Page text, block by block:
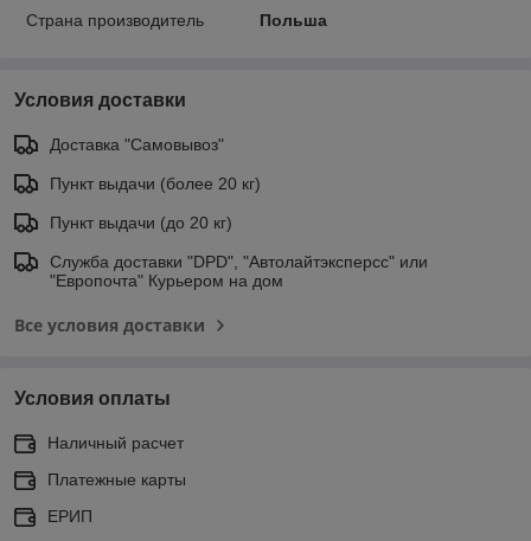
Страна производитель
Польша
Условия доставки
Доставка "Самовывоз"
Пункт выдачи (более 20 кг)
Пункт выдачи (до 20 кг)
Служба доставки "DPD", "Автолайтэксперсс" или
"Европочта" Курьером на дом
Все условия доставки
Условия оплаты
Наличный расчет
Платежные карты
ЕРИП